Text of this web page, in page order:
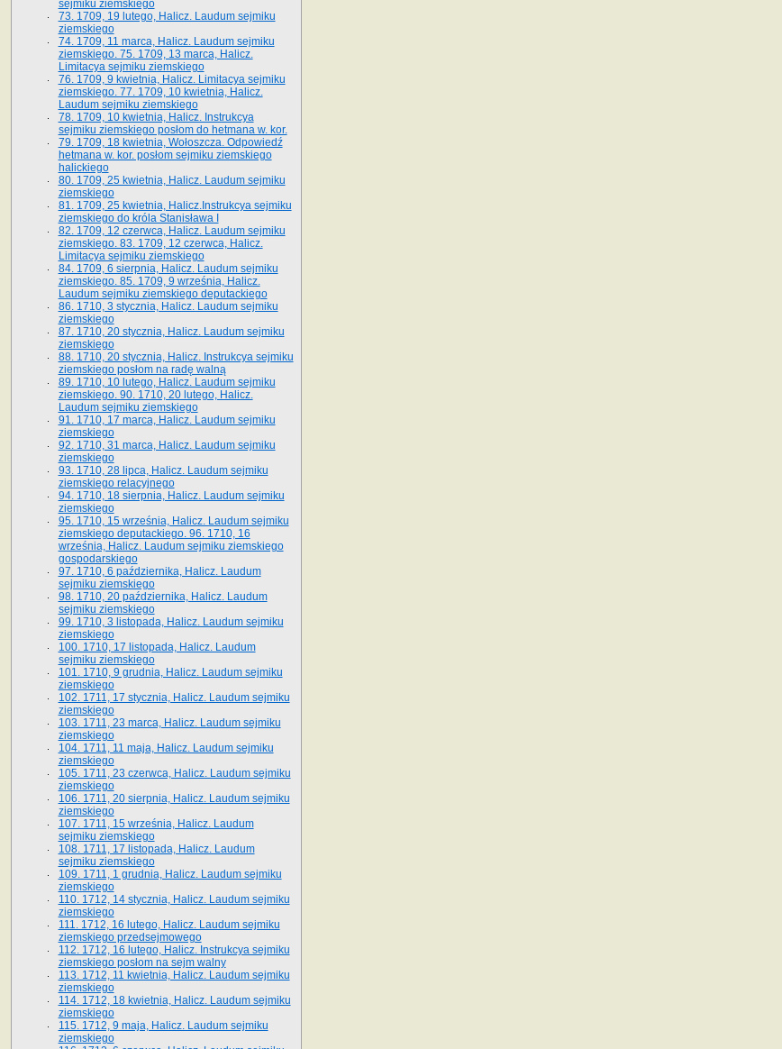
sejmiku ziemskiego
73. 1709, 19 lutego, Halicz. Laudum sejmiku
ziemskiego
74. 1709, 11 marca, Halicz. Laudum sejmiku
ziemskiego. 75. 1709, 13 marca, Halicz.
Limitacya sejmiku ziemskiego
76. 1709, 9 kwietnia, Halicz. Limitacya sejmiku
ziemskiego. 77. 1709, 10 kwietnia, Halicz.
Laudum sejmiku ziemskiego
78. 1709, 10 kwietnia, Halicz. Instrukcya
sejmiku ziemskiego posłom do hetmana w. kor.
79. 1709, 18 kwietnia, Wołoszcza. Odpowiedź
hetmana w. kor. posłom sejmiku ziemskiego
halickiego
80. 1709, 25 kwietnia, Halicz. Laudum sejmiku
ziemskiego
81. 1709, 25 kwietnia, Halicz.Instrukcya sejmiku
ziemskiego do króla Stanisława I
82. 1709, 12 czerwca, Halicz. Laudum sejmiku
ziemskiego. 83. 1709, 12 czerwca, Halicz.
Limitacya sejmiku ziemskiego
84. 1709, 6 sierpnia, Halicz. Laudum sejmiku
ziemskiego. 85. 1709, 9 września, Halicz.
Laudum sejmiku ziemskiego deputackiego
86. 1710, 3 stycznia, Halicz. Laudum sejmiku
ziemskiego
87. 1710, 20 stycznia, Halicz. Laudum sejmiku
ziemskiego
88. 1710, 20 stycznia, Halicz. Instrukcya sejmiku
ziemskiego posłom na radę walną
89. 1710, 10 lutego, Halicz. Laudum sejmiku
ziemskiego. 90. 1710, 20 lutego, Halicz.
Laudum sejmiku ziemskiego
91. 1710, 17 marca, Halicz. Laudum sejmiku
ziemskiego
92. 1710, 31 marca, Halicz. Laudum sejmiku
ziemskiego
93. 1710, 28 lipca, Halicz. Laudum sejmiku
ziemskiego relacyjnego
94. 1710, 18 sierpnia, Halicz. Laudum sejmiku
ziemskiego
95. 1710, 15 września, Halicz. Laudum sejmiku
ziemskiego deputackiego. 96. 1710, 16
września, Halicz. Laudum sejmiku ziemskiego
gospodarskiego
97. 1710, 6 października, Halicz. Laudum
sejmiku ziemskiego
98. 1710, 20 października, Halicz. Laudum
sejmiku ziemskiego
99. 1710, 3 listopada, Halicz. Laudum sejmiku
ziemskiego
100. 1710, 17 listopada, Halicz. Laudum
sejmiku ziemskiego
101. 1710, 9 grudnia, Halicz. Laudum sejmiku
ziemskiego
102. 1711, 17 stycznia, Halicz. Laudum sejmiku
ziemskiego
103. 1711, 23 marca, Halicz. Laudum sejmiku
ziemskiego
104. 1711, 11 maja, Halicz. Laudum sejmiku
ziemskiego
105. 1711, 23 czerwca, Halicz. Laudum sejmiku
ziemskiego
106. 1711, 20 sierpnia, Halicz. Laudum sejmiku
ziemskiego
107. 1711, 15 września, Halicz. Laudum
sejmiku ziemskiego
108. 1711, 17 listopada, Halicz. Laudum
sejmiku ziemskiego
109. 1711, 1 grudnia, Halicz. Laudum sejmiku
ziemskiego
110. 1712, 14 stycznia, Halicz. Laudum sejmiku
ziemskiego
111. 1712, 16 lutego, Halicz. Laudum sejmiku
ziemskiego przedsejmowego
112. 1712, 16 lutego, Halicz. Instrukcya sejmiku
ziemskiego posłom na sejm walny
113. 1712, 11 kwietnia, Halicz. Laudum sejmiku
ziemskiego
114. 1712, 18 kwietnia, Halicz. Laudum sejmiku
ziemskiego
115. 1712, 9 maja, Halicz. Laudum sejmiku
ziemskiego